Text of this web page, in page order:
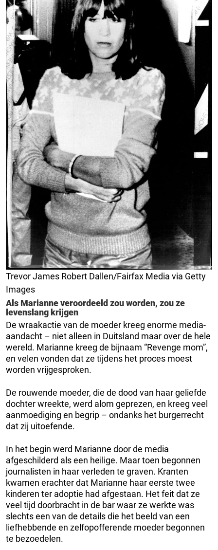
Trevor James Robert Dallen/Fairfax Media via Getty
Images
Als Marianne veroordeeld zou worden, zou ze
levenslang krijgen
De wraakactie van de moeder kreeg enorme media-
aandacht – niet alleen in Duitsland maar over de hele
wereld. Marianne kreeg de bijnaam “Revenge mom”,
en velen vonden dat ze tijdens het proces moest
worden vrijgesproken.
De rouwende moeder, die de dood van haar geliefde
dochter wreekte, werd alom geprezen, en kreeg veel
aanmoediging en begrip – ondanks het burgerrecht
dat zij uitoefende.
In het begin werd Marianne door de media
afgeschilderd als een heilige. Maar toen begonnen
journalisten in haar verleden te graven. Kranten
kwamen erachter dat Marianne haar eerste twee
kinderen ter adoptie had afgestaan. Het feit dat ze
veel tijd doorbracht in de bar waar ze werkte was
slechts een van de details die het beeld van een
liefhebbende en zelfopofferende moeder begonnen
te bezoedelen.